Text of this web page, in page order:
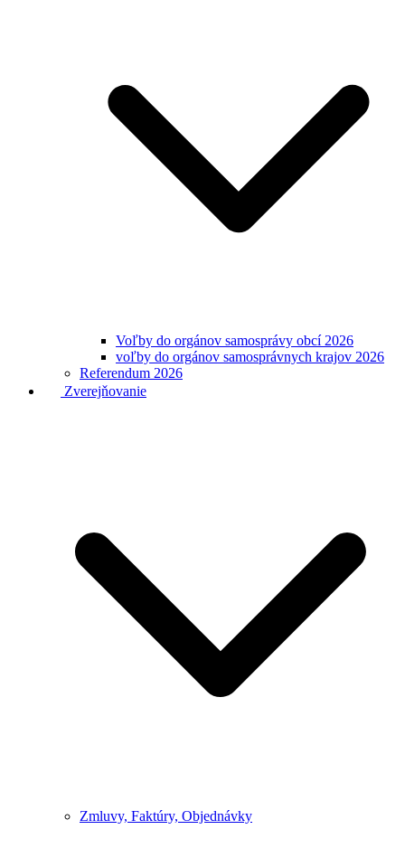
Voľby do orgánov samosprávy obcí 2026
voľby do orgánov samosprávnych krajov 2026
Referendum 2026
Zverejňovanie
Zmluvy, Faktúry, Objednávky